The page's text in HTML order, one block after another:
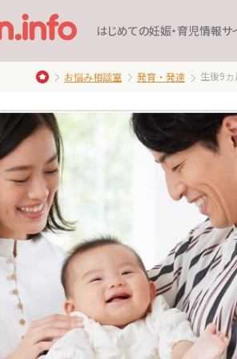
はじめての妊娠・育児情報サ
お悩み相談室 発育・発達 生後9ヵ